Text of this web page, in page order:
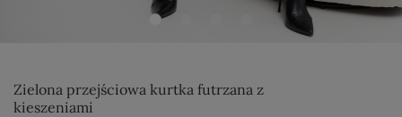
Zielona przejściowa kurtka futrzana z
kieszeniami